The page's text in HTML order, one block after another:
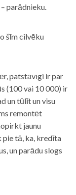
parādnieku.
šīm cilvēku
patstāvīgi ir par
(100 vai 10 000) ir
un tūlīt un visu
remontēt
jaunu
pie tā, ka, kredīta
un parādu slogs